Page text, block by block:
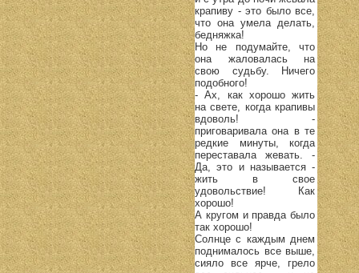
крапиву - это было все,
что она умела делать,
бедняжка!
Но не подумайте, что
она жаловалась на
свою судьбу. Ничего
подобного!
- Ах, как хорошо жить
на свете, когда крапивы
вдоволь! -
приговаривала она в те
редкие минуты, когда
переставала жевать. -
Да, это и называется -
жить в свое
удовольствие! Как
хорошо!
А кругом и правда было
так хорошо!
Солнце с каждым днем
поднималось все выше,
сияло все ярче, грело